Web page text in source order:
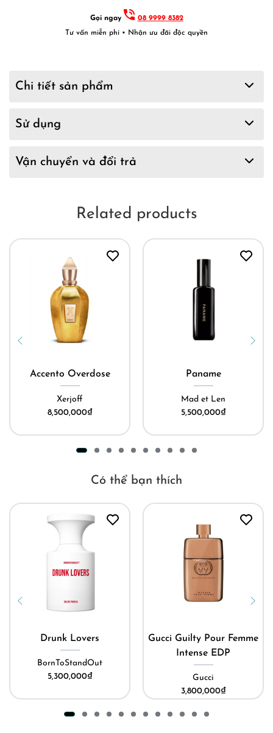
Gọi ngay
08 9999 8382
Tư vấn miễn phí • Nhận ưu đãi độc quyền
Chi tiết sản phẩm
Sử dụng
Vận chuyển và đổi trả
Related products
Accento Overdose
Xerjoff
8,500,000₫
Paname
Mad et Len
5,500,000₫
Có thể bạn thích
Drunk Lovers
BornToStandOut
5,300,000₫
Gucci Guilty Pour Femme
Intense EDP
Gucci
3,800,000₫